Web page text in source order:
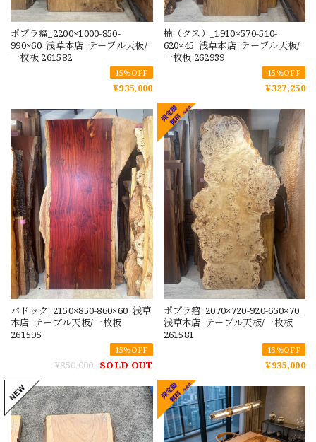
ポプラ瘤_2200×1000-850-
990×60_浅草本店_テーブル天板/
一枚板 261582
15%OFF
¥935,000
楠（クス）_1910×570-510-
620×45_浅草本店_テーブル天板/
一枚板 262939
15%OFF
¥327,250
パドック_2150×850-860×60_浅草
本店_テーブル天板/一枚板
261595
15%OFF
¥850,000 SOLD OUT
ポプラ瘤_2070×720-920-650×70_
浅草本店_テーブル天板/一枚板
261581
15%OFF
¥935,000